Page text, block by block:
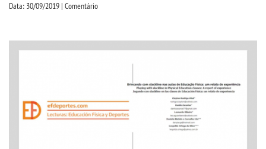
CPSA
ACOMPANHAMENTO EGRESSO
Data: 30/09/2019 | Comentário